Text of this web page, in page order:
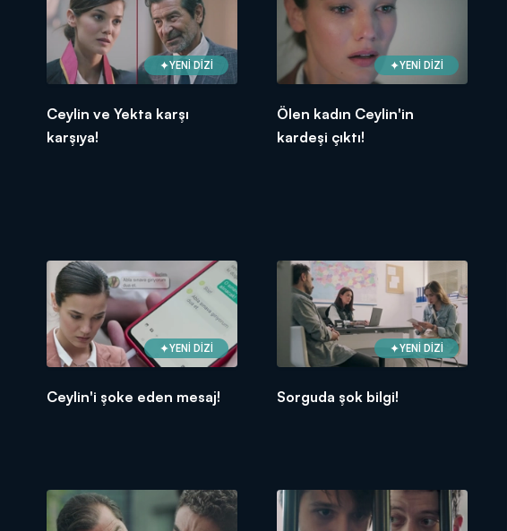
YENİ DİZİ
Ceylin ve Yekta karşı
karşıya!
YENİ DİZİ
Ölen kadın Ceylin'in
kardeşi çıktı!
YENİ DİZİ
Ceylin'i şoke eden mesaj!
YENİ DİZİ
Sorguda şok bilgi!